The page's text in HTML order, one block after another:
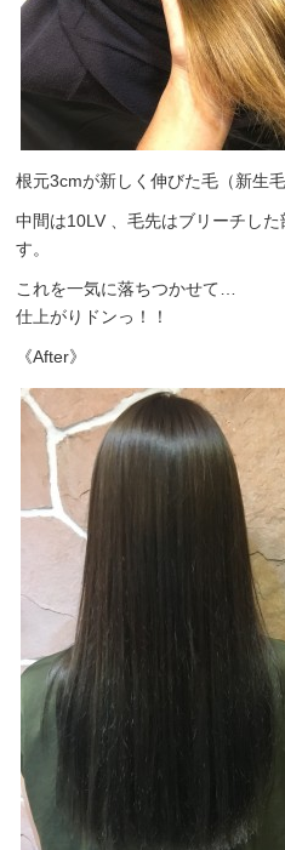
根元3cmが新しく伸びた毛（新生毛
中間は10LV 、毛先はブリーチし
す。
これを一気に落ちつかせて…
仕上がりドンっ！！
《After》